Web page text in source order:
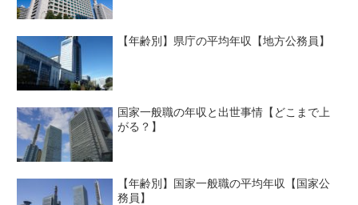
【年齢別】県庁の平均年収【地方公務員】
国家一般職の年収と出世事情【どこまで上
がる？】
【年齢別】国家一般職の平均年収【国家公
務員】